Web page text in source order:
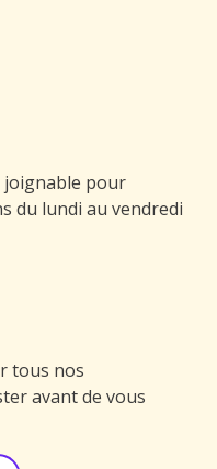
joignable pour
du lundi au vendredi
tous nos
avant de vous